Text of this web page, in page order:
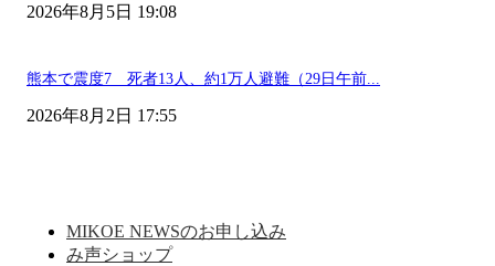
2026年8月5日 19:08
熊本で震度7 死者13人、約1万人避難（29日午前...
2026年8月2日 17:55
MIKOE NEWSのお申し込み
み声ショップ